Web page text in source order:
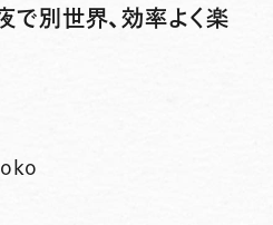
で別世界、効率よく楽